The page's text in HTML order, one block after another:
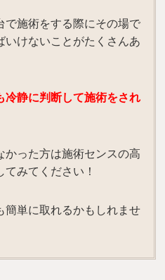
で施術をする際にその場で
いけないことがたくさんあ
冷静に判断して施術をされ
かった方は施術センスの高
みてください！
簡単に取れるかもしれませ